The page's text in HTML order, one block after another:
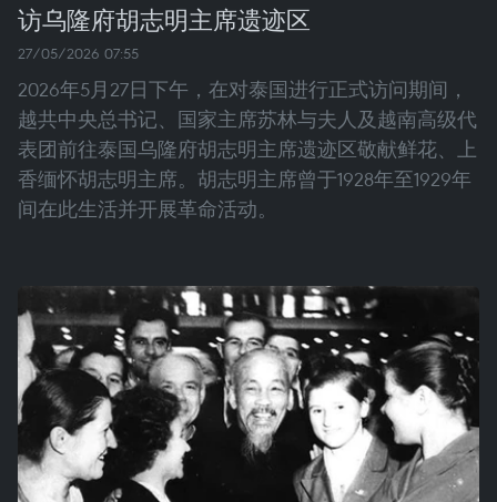
访乌隆府胡志明主席遗迹区
27/05/2026 07:55
2026年5月27日下午，在对泰国进行正式访问期间，
越共中央总书记、国家主席苏林与夫人及越南高级代
表团前往泰国乌隆府胡志明主席遗迹区敬献鲜花、上
香缅怀胡志明主席。胡志明主席曾于1928年至1929年
间在此生活并开展革命活动。